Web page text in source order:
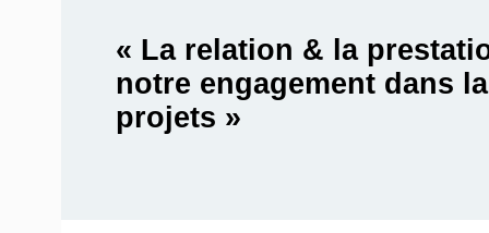
« La relation & la
notre engagement dans
projets »